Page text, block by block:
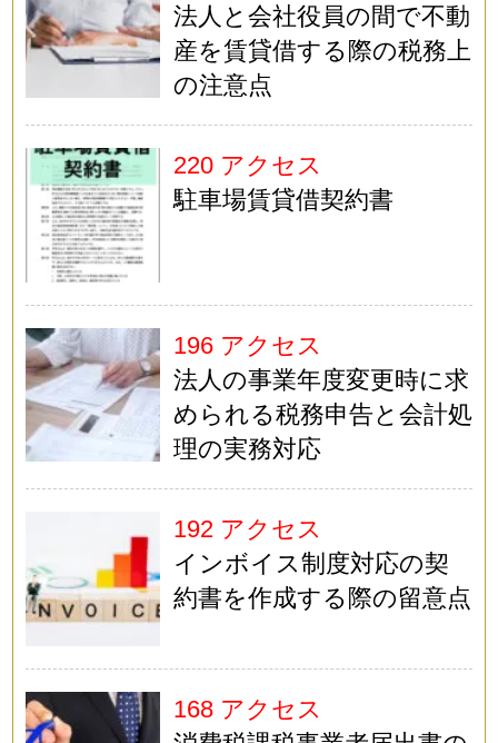
法人と会社役員の間で不動
産を賃貸借する際の税務上
の注意点
220 アクセス
駐車場賃貸借契約書
196 アクセス
法人の事業年度変更時に求
められる税務申告と会計処
理の実務対応
192 アクセス
インボイス制度対応の契
約書を作成する際の留意点
168 アクセス